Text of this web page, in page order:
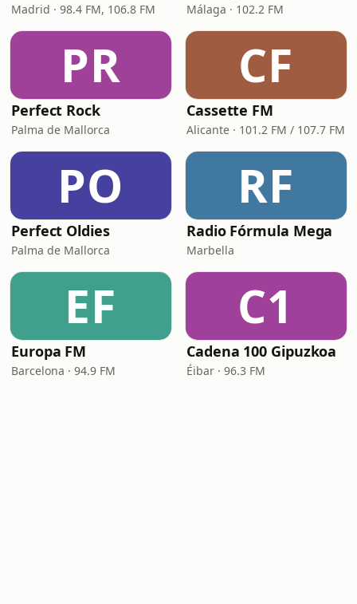
Madrid · 98.4 FM, 106.8 FM Málaga · 102.2 FM
PR
Perfect Rock
Palma de Mallorca
CF
Cassette FM
Alicante · 101.2 FM / 107.7 FM
PO
Perfect Oldies
Palma de Mallorca
RF
Radio Fórmula Mega
Marbella
EF
Europa FM
Barcelona · 94.9 FM
C1
Cadena 100 Gipuzkoa
Éibar · 96.3 FM